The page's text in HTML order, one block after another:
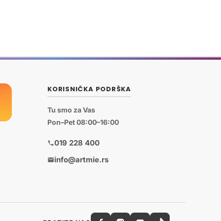
KORISNIČKA PODRŠKA
Tu smo za Vas
Pon–Pet 08:00–16:00
019 228 400
info@artmie.rs